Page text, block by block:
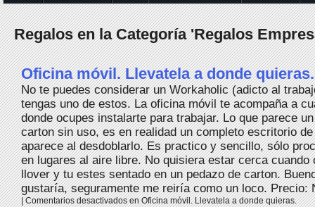
Regalos en la Categoría 'Regalos
Oficina móvil. Llevatela a donde quieras.
No te puedes considerar un Workaholic (adicto al
tengas uno de estos. La oficina móvil te acompaña a
donde ocupes instalarte para trabajar. Lo que parece
carton sin uso, es en realidad un completo escritorio
aparece al desdoblarlo. Es practico y sencillo, sólo
en lugares al aire libre. No quisiera estar cerca cuando
llover y tu estes sentado en un pedazo de carton.
gustaría, seguramente me reiría como un loco. Precio:
|Comentarios desactivadosen Oficina móvil. Llevatela a donde quieras.